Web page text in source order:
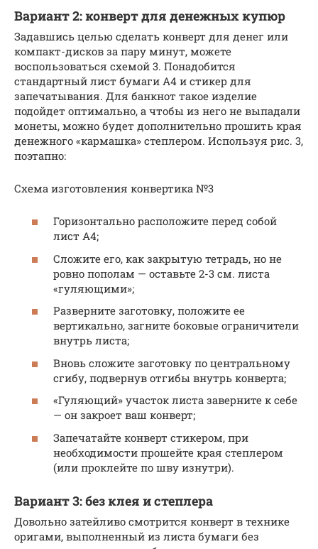
Вариант 2: конверт для денежных купюр
Задавшись целью сделать конверт для денег или
компакт-дисков за пару минут, можете
воспользоваться схемой 3. Понадобится
стандартный лист бумаги А4 и стикер для
запечатывания. Для банкнот такое изделие
подойдет оптимально, а чтобы из него не выпадали
монеты, можно будет дополнительно прошить края
денежного «кармашка» степлером. Используя рис. 3,
поэтапно:
Схема изготовления конвертика №3
Горизонтально расположите перед собой
лист А4;
Сложите его, как закрытую тетрадь, но не
ровно пополам — оставьте 2-3 см. листа
«гуляющими»;
Разверните заготовку, положите ее
вертикально, загните боковые ограничители
внутрь листа;
Вновь сложите заготовку по центральному
сгибу, подвернув отгибы внутрь конверта;
«Гуляющий» участок листа заверните к себе
— он закроет ваш конверт;
Запечатайте конверт стикером, при
необходимости прошейте края степлером
(или проклейте по шву изнутри).
Вариант 3: без клея и степлера
Довольно затейливо смотрится конверт в технике
оригами, выполненный из листа бумаги без